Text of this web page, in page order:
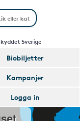
Sverige
Biobiljetter
Kampanjer
Logga in